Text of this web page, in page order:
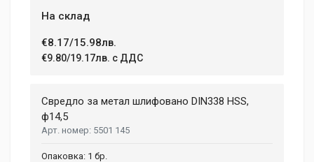
На склад
€8.17/15.98лв.
€9.80/19.17лв. с ДДС
Свредло за метал шлифовано DIN338 HSS,
ф14,5
5501 145
1 бр.